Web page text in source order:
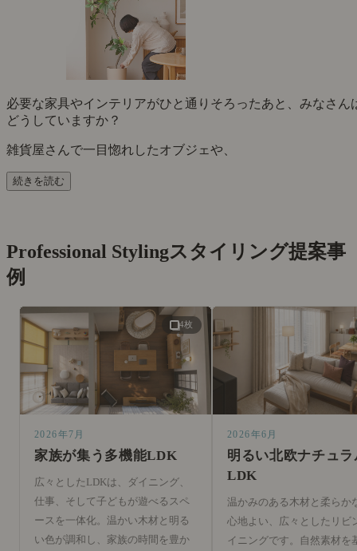
必要な家具やインテリアがひと通りそろったあと、みなさん
どうしていますか？
雑貨屋さんで一目惚れしたオブジェや、
続きを読む
Professional Stylingスタイリング提案事
例
4枚
2026年7月
家族が集う多機能LDK
広々としたLDKは、ダイニング、
仕事、そして子どもが遊べるスペ
ースを一体化。温かい木材と明る
い色が調和し、家族の時間を豊か
2026年6月
明るい北欧ナチュラ
LDK
温かみのある木材と柔らか
心地よい、広々としたリビ
イニングです。自然素材を